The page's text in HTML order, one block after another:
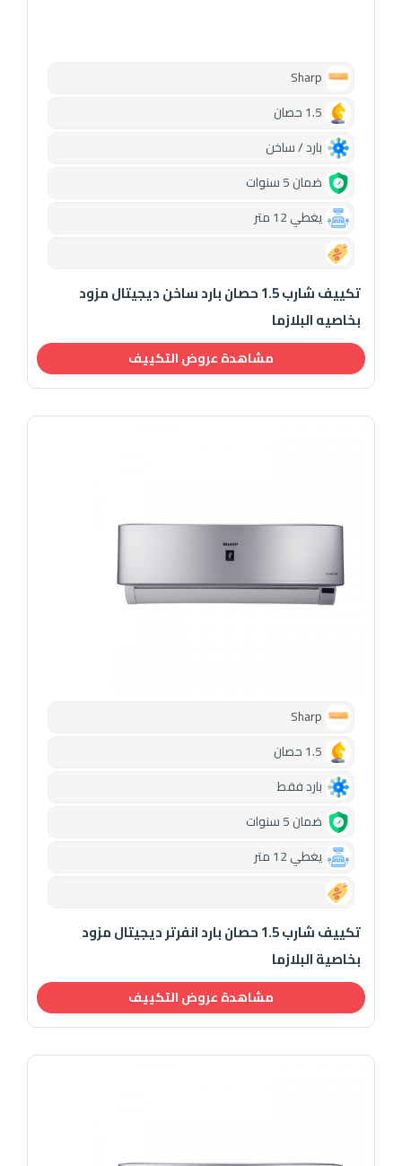
بارد / ساخن
ضمان 5 سنوات
يغطي 12 متر
تكييف شارب 1.5 حصان بارد ساخن ديجيتال مزود
بخاصيه البلازما
مشاهدة عروض التكييف
بارد فقط
ضمان 5 سنوات
يغطي 12 متر
تكييف شارب 1.5 حصان بارد انفرتر ديجيتال مزود
بخاصية البلازما
مشاهدة عروض التكييف